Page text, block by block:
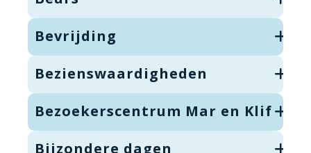
Bevrijding
Bezienswaardigheden
Bezoekerscentrum Mar en Klif
Bijzondere dagen